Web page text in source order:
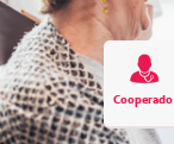
Cooperado